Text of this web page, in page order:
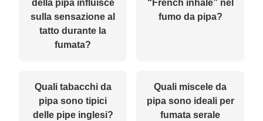
della pipa influisce
sulla sensazione al
tatto durante la
fumata?
“French inhale” nel
fumo da pipa?
Quali tabacchi da
pipa sono tipici
delle pipe inglesi?
Quali miscele da
pipa sono ideali per
fumata serale